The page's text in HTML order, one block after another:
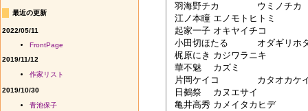
羽海野チカ	ウミノチカ
江ノ本瞳	エノモトヒトミ
起家一子	オキヤイチコ
小田切ほたる	オダギリホタル
梶原にき	カジワラニキ
華不魅	カズミ
片岡ケイコ	カタオカケイコ
日鵺祭	カヌエサイ
亀井高秀	カメイタカヒデ
最近の更新
2022/05/11
FrontPage
2019/11/12
作家リスト
2019/10/30
青池保子